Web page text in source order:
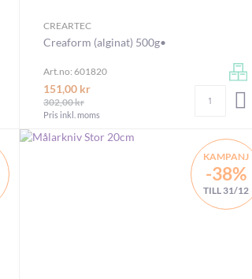
LÄGG I VARUKORGEN
CREARTEC
Creaform (alginat) 500g•
Art.no: 601820
151,00 kr
302,00 kr
Pris inkl. moms
KAMPANJ
-38%
TILL 31/12